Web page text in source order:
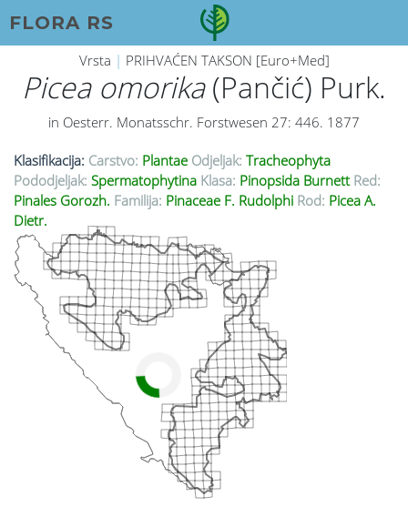
FLORA RS
Vrsta | PRIHVAĆEN TAKSON [Euro+Med]
Picea omorika(Pančić) Purk.
in Oesterr. Monatsschr. Forstwesen 27: 446. 1877
Klasifikacija: Carstvo: Plantae Odjeljak: Tracheophyta
Pododjeljak: Spermatophytina Klasa: Pinopsida Burnett Red:
Pinales Gorozh. Familija: Pinaceae F. Rudolphi Rod: Picea A.
Dietr.